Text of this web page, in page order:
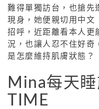
難得單獨訪台，也搶先
現身，她便親切用中文
招呼，近距離看本人更
況，也讓人忍不住好奇
是怎麼維持肌膚狀態？
Mina每天
TIME